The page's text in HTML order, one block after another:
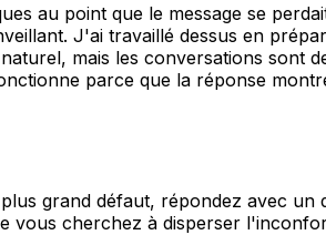
au point que le message se
J'ai travaillé dessus en
mais les conversations sont
parce que la réponse
grand défaut, répondez avec
vous cherchez à disperser